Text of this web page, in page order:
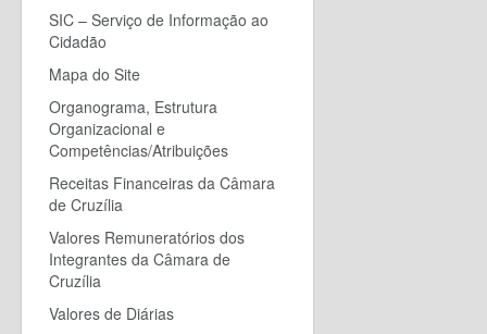
SIC – Serviço de Informação ao
Cidadão
Mapa do Site
Organograma, Estrutura
Organizacional e
Competências/Atribuições
Receitas Financeiras da Câmara
de Cruzília
Valores Remuneratórios dos
Integrantes da Câmara de
Cruzília
Valores de Diárias